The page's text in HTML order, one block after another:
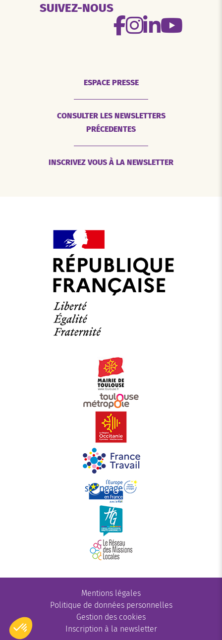
SUIVEZ-NOUS
ESPACE PRESSE
CONSULTER LES NEWSLETTERS
PRÉCEDENTES
INSCRIVEZ VOUS À LA NEWSLETTER
Mentions légales
Politique de données personnelles
Gestion des cookies
Inscription à la newsletter